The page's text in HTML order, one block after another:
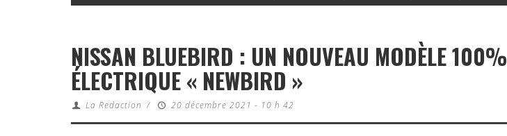
NISSAN BLUEBIRD : UN NOUVEAU MODÈLE 100%
ÉLECTRIQUE « NEWBIRD »
La Redaction / 20 décembre 2021 - 10 h 42